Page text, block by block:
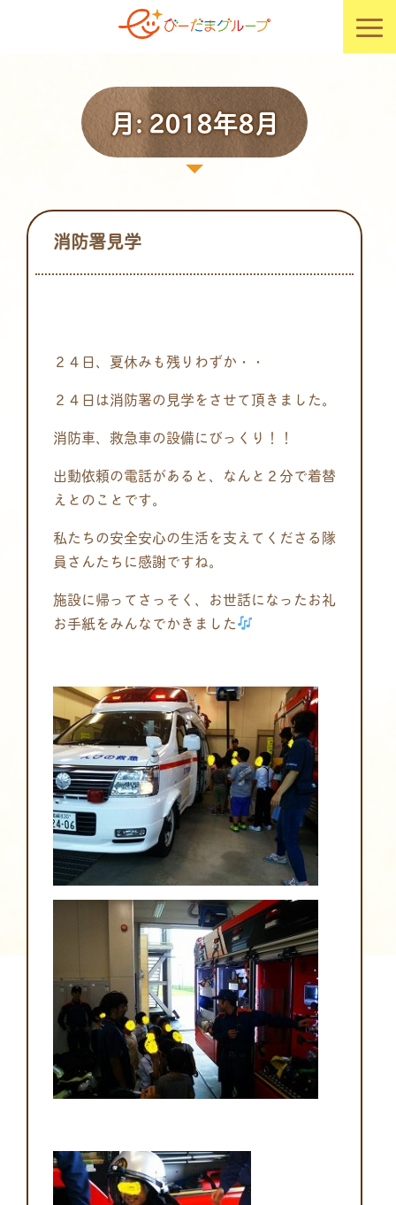
月:2018年8月
消防署見学
２４日、夏休みも残りわずか・・
２４日は消防署の見学をさせて頂きました。
消防車、救急車の設備にびっくり！！
出動依頼の電話があると、なんと２分で着替
えとのことです。
私たちの安全安心の生活を支えてくださる隊
員さんたちに感謝ですね。
施設に帰ってさっそく、お世話になったお礼
お手紙をみんなでかきました